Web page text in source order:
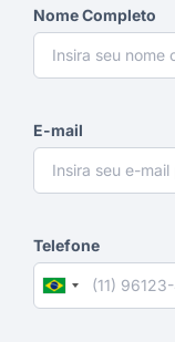
Nome Completo
E-mail
Telefone
Brazil
+55